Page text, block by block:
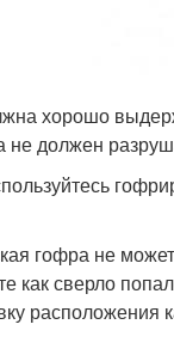
хорошо
не должен
гофра не
как сверло
расположения